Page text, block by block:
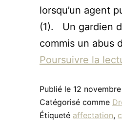
lorsqu’un agent
(1). Un gardien
commis un abus
Poursuivre la
Publié le 12
Catégorisé comme
Étiqueté affectation,